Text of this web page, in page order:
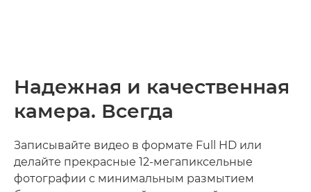
Надежная и качественная
камера. Всегда
Записывайте видео в формате Full HD или
делайте прекрасные 12-мегапиксельные
фотографии с минимальным размытием